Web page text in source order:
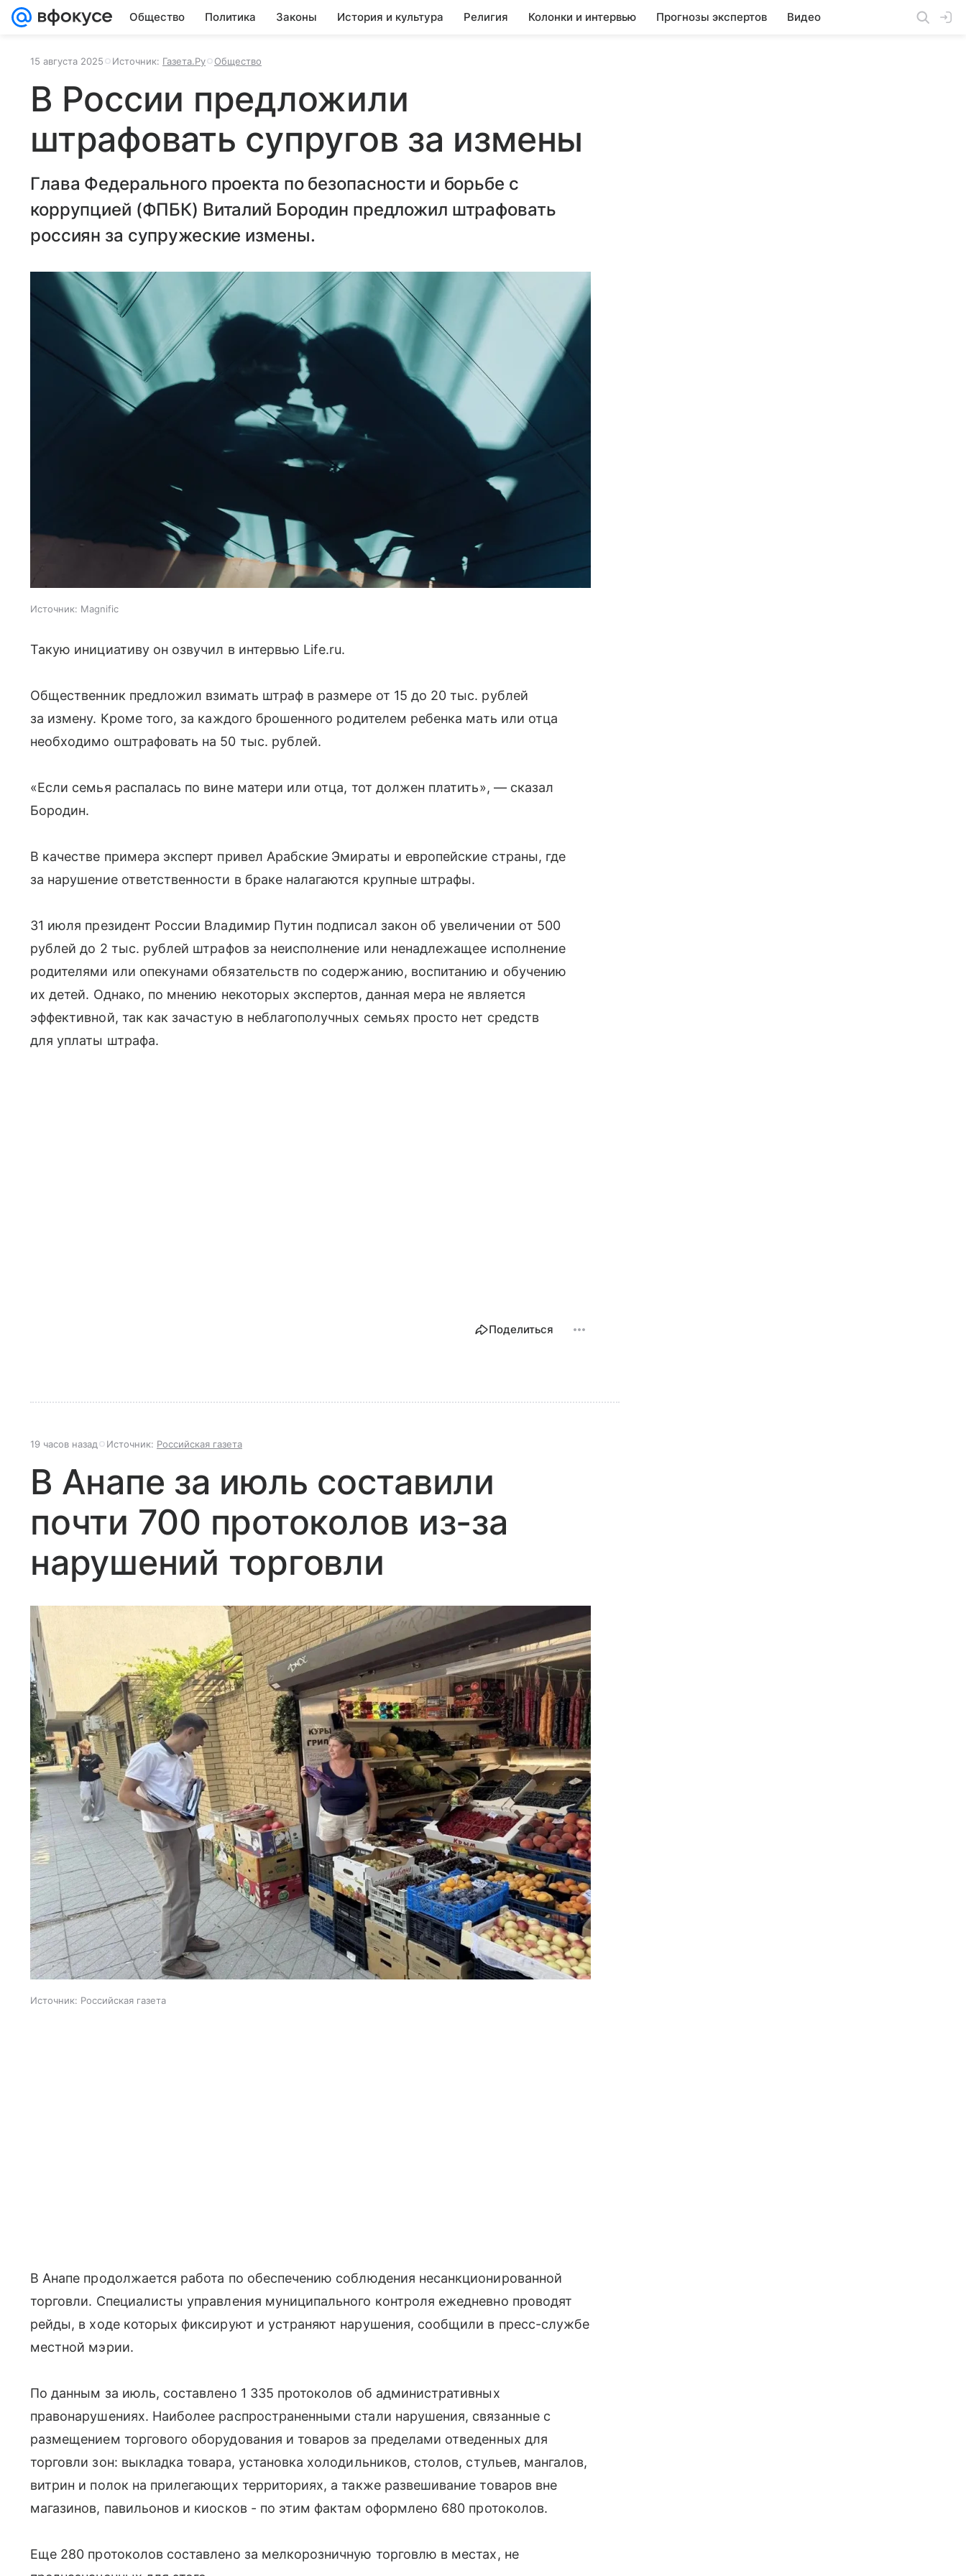
Общество Политика Законы История и культура Религия Колонки и интервью Прогнозы экспертов Видео
15 августа 2025 Источник: Газета.Ру Общество
В России предложили
штрафовать супругов за измены
Глава Федерального проекта по безопасности и борьбе с
коррупцией (ФПБК) Виталий Бородин предложил штрафовать
россиян за супружеские измены.
Источник: Magnific
Такую инициативу он озвучил в интервью Life.ru.
Общественник предложил взимать штраф в размере от 15 до 20 тыс. рублей
за измену. Кроме того, за каждого брошенного родителем ребенка мать или отца
необходимо оштрафовать на 50 тыс. рублей.
«Если семья распалась по вине матери или отца, тот должен платить», — сказал
Бородин.
В качестве примера эксперт привел Арабские Эмираты и европейские страны, где
за нарушение ответственности в браке налагаются крупные штрафы.
31 июля президент России Владимир Путин подписал закон об увеличении от 500
рублей до 2 тыс. рублей штрафов за неисполнение или ненадлежащее исполнение
родителями или опекунами обязательств по содержанию, воспитанию и обучению
их детей. Однако, по мнению некоторых экспертов, данная мера не является
эффективной, так как зачастую в неблагополучных семьях просто нет средств
для уплаты штрафа.
Поделиться
19 часов назад Источник: Российская газета
В Анапе за июль составили
почти 700 протоколов из-за
нарушений торговли
Источник: Российская газета
В Анапе продолжается работа по обеспечению соблюдения несанкционированной
торговли. Специалисты управления муниципального контроля ежедневно проводят
рейды, в ходе которых фиксируют и устраняют нарушения, сообщили в пресс-службе
местной мэрии.
По данным за июль, составлено 1 335 протоколов об административных
правонарушениях. Наиболее распространенными стали нарушения, связанные с
размещением торгового оборудования и товаров за пределами отведенных для
торговли зон: выкладка товара, установка холодильников, столов, стульев, мангалов,
витрин и полок на прилегающих территориях, а также развешивание товаров вне
магазинов, павильонов и киосков - по этим фактам оформлено 680 протоколов.
Еще 280 протоколов составлено за мелкорозничную торговлю в местах, не